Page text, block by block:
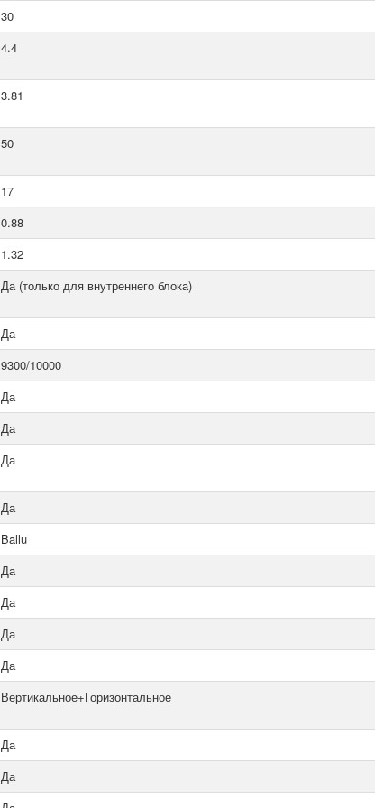
30
4.4
3.81
50
17
0.88
1.32
Да (только для внутреннего блока)
Да
9300/10000
Да
Да
Да
Да
Ballu
Да
Да
Да
Да
Вертикальное+Горизонтальное
Да
Да